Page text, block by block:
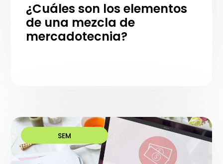
¿Cuáles son los elementos
de una mezcla de
mercadotecnia?
SEM